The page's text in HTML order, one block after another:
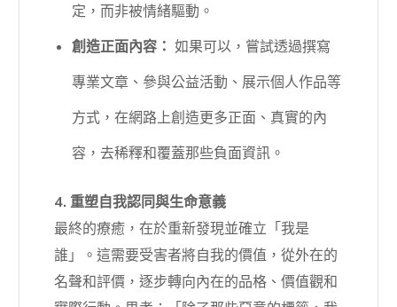
定，而非被情緒驅動。
創造正面內容： 如果可以，嘗試透過撰寫
專業文章、參與公益活動、展示個人作品等
方式，在網路上創造更多正面、真實的內
容，去稀釋和覆蓋那些負面資訊。
4. 重塑自我認同與生命意義
最終的療癒，在於重新發現並確立「我是
誰」。這需要受害者將自我的價值，從外在的
名聲和評價，逐步轉向內在的品格、價值觀和